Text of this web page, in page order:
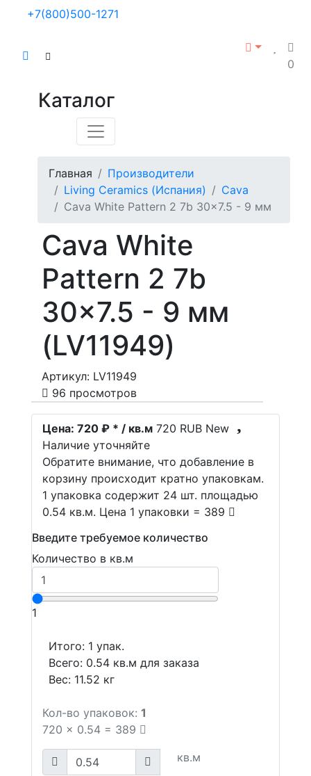
+7(800)500-1271
0
Каталог
Главная
Производители
Living Ceramics (Испания)
Cava
Cava White Pattern 2 7b 30x7.5 - 9 мм
Cava White
Pattern 2 7b
30x7.5 - 9 мм
(LV11949)
Артикул: LV11949
96 просмотров
Цена: 720 ₽ * / кв.м 720 RUB New
Наличие уточняйте
Обратите внимание, что добавление в
корзину происходит кратно упаковкам.
1 упаковка содержит 24 шт. площадью
0.54 кв.м. Цена 1 упаковки = 389
Введите требуемое количество
Количество в кв.м
1
Итого: 1 упак.
Всего: 0.54 кв.м для заказа
Вес: 11.52 кг
Кол-во упаковок: 1
720 x 0.54 = 389
кв.м